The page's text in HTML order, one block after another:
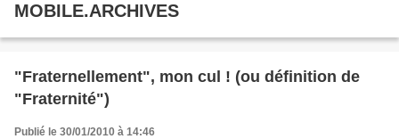
MOBILE.ARCHIVES
"Fraternellement", mon cul ! (ou définition de
"Fraternité")
Publié le 30/01/2010 à 14:46